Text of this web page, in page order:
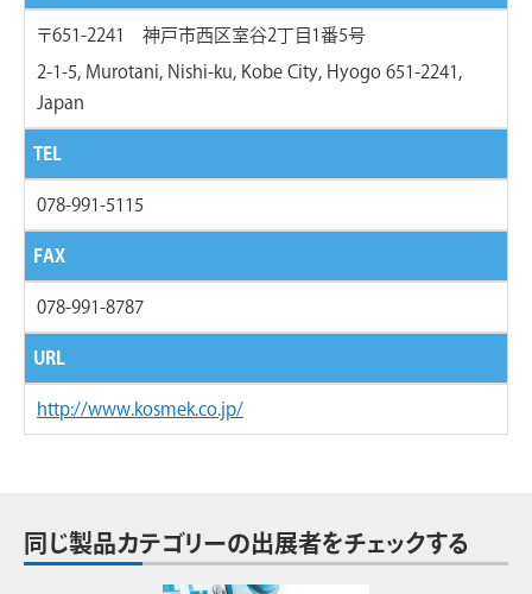
〒651-2241 神戸市西区室谷2丁目1番5号
2-1-5, Murotani, Nishi-ku, Kobe City, Hyogo 651-2241,
Japan
TEL
078-991-5115
FAX
078-991-8787
URL
http://www.kosmek.co.jp/
同じ製品カテゴリーの出展者をチェックする